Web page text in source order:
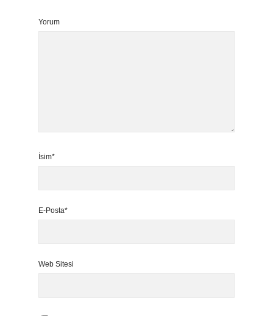
Yorum
İsim*
E-Posta*
Web Sitesi